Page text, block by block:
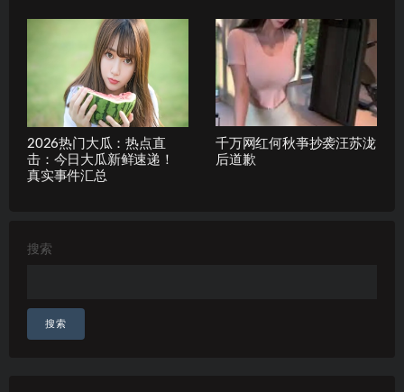
2026热门大瓜：热点直
击：今日大瓜新鲜速递！
真实事件汇总
千万网红何秋亊抄袭汪苏泷
后道歉
搜索
搜索